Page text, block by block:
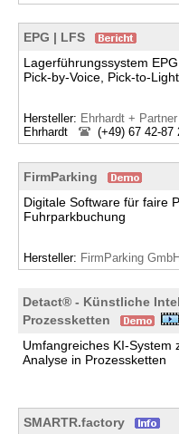
EPG | LFS
Lagerführungssystem
Pick-by-Voice, Pick-to-Light
Hersteller: Ehrhardt +
Ehrhardt
(+49) 67 42-87
FirmParking
Digitale Software für faire
Fuhrparkbuchung
Hersteller: FirmParking GmbH
Detact® - Künstliche
Prozessketten
Umfangreiches KI-System
Analyse in Prozessketten
SMARTR.factory